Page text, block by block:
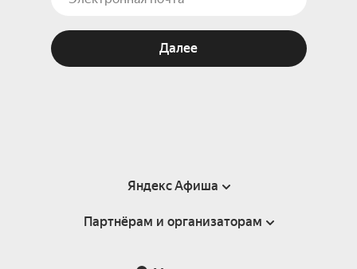
Далее
Яндекс Афиша
Справка
Партнёрам и организаторам